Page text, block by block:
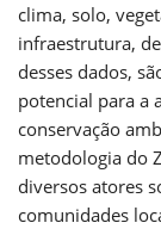
clima, solo,
infraestrutura,
desses dados,
potencial para a
conservação
metodologia do
diversos atores
comunidades